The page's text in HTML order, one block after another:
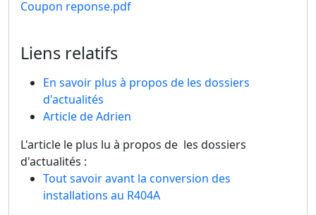
Coupon reponse.pdf
Liens relatifs
En savoir plus à propos de les dossiers
d'actualités
Article de Adrien
L'article le plus lu à propos de les dossiers
d'actualités :
Tout savoir avant la conversion des
installations au R404A